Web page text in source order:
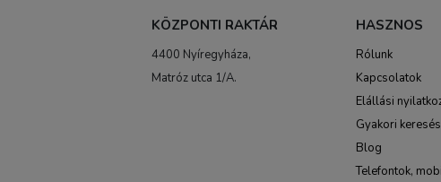
KÖZPONTI RAKTÁR
4400 Nyíregyháza,
Matróz utca 1/A.
HASZNOS
Rólunk
Kapcsolatok
Elállási
Gyakori
Blog
Telefontok,